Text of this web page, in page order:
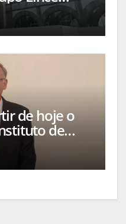
na cidade, o
Turismo
de hoje o
de